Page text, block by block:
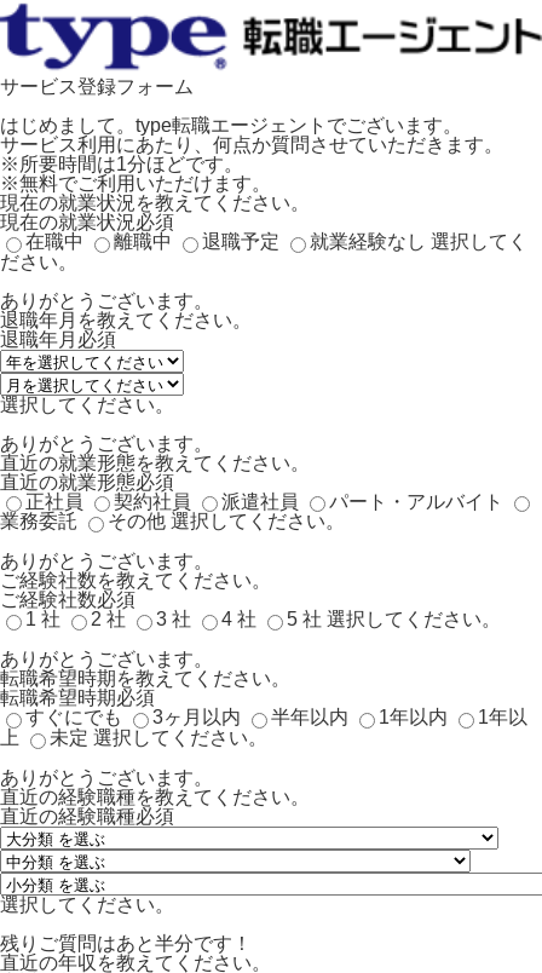
サービス登録フォーム
はじめまして。type転職エージェントでございます。
サービス利用にあたり、何点か質問させていただきます。
※所要時間は1分ほどです。
※無料でご利用いただけます。
現在の就業状況を教えてください。
現在の就業状況必須
在職中
離職中 退職予定 就業経験なし 選択してく
ださい。
ありがとうございます。
退職年月を教えてください。
退職年月 必須
選択してください。
ありがとうございます。
直近の就業形態を教えてください。
直近の就業形態必須
正社員
契約社員 派遣社員
パート・アルバイト
業務委託
その他 選択してください。
ありがとうございます。
ご経験社数を教えてください。
ご経験社数必須
1 社
2 社 3 社 4 社 5 社 選択してください。
ありがとうございます。
転職希望時期を教えてください。
転職希望時期必須
すぐにでも
3ヶ月以内 半年以内 1年以内
1年以
上
未定 選択してください。
ありがとうございます。
直近の経験職種を教えてください。
直近の経験職種必須
選択してください。
残りご質問はあと半分です！
直近の年収を教えてください。